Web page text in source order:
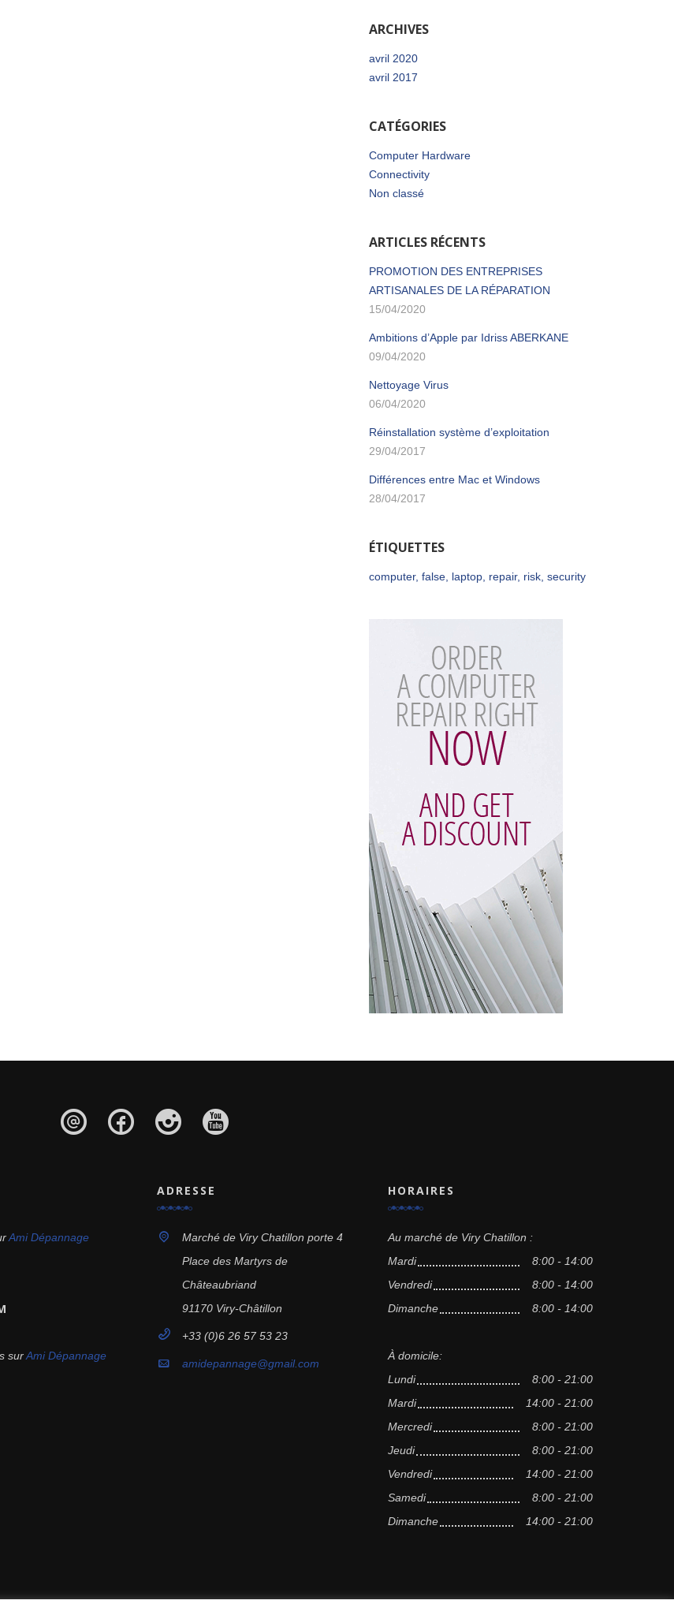
ARCHIVES
avril 2020
avril 2017
CATÉGORIES
Computer Hardware
Connectivity
Non classé
ARTICLES RÉCENTS
PROMOTION DES ENTREPRISES
ARTISANALES DE LA RÉPARATION
15/04/2020
Ambitions d’Apple par Idriss ABERKANE
09/04/2020
Nettoyage Virus
06/04/2020
Réinstallation système d’exploitation
29/04/2017
Différences entre Mac et Windows
28/04/2017
ÉTIQUETTES
computer, false, laptop, repair, risk, security
Ami Dépannage
surAmi Dépannage
ADRESSE
Marché de Viry Chatillon porte 4
Place des Martyrs de
Châteaubriand
91170 Viry-Châtillon
+33 (0)6 26 57 53 23
amidepannage@gmail.com
HORAIRES
Au marché de Viry Chatillon :
Mardi
8:00 - 14:00
Vendredi
8:00 - 14:00
Dimanche
8:00 - 14:00
À domicile:
Lundi
8:00 - 21:00
Mardi
14:00 - 21:00
Mercredi
8:00 - 21:00
Jeudi
8:00 - 21:00
Vendredi
14:00 - 21:00
Samedi
8:00 - 21:00
Dimanche
14:00 - 21:00